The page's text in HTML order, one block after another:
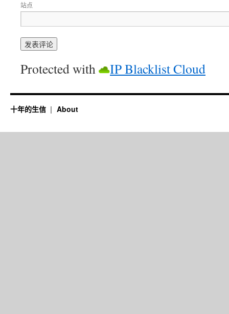
站点
Protected with IP Blacklist Cloud
十年的生信 About